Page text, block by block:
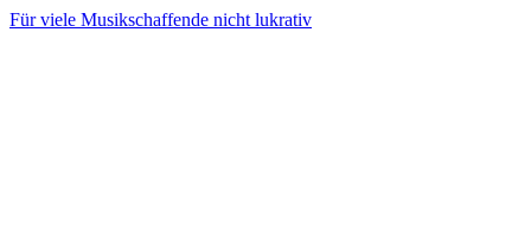
Für viele Musikschaffende nicht lukrativ